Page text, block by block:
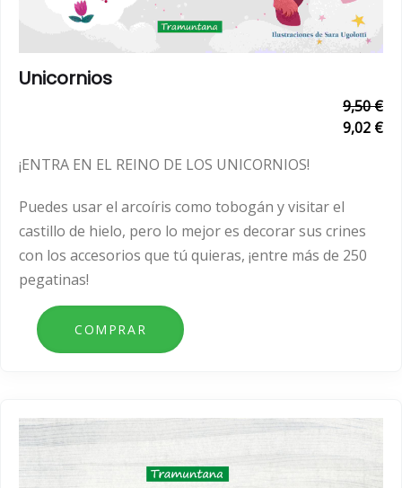
Unicornios
9,50 €
9,02 €
¡ENTRA EN EL REINO DE LOS UNICORNIOS!
Puedes usar el arcoíris como tobogán y visitar el
castillo de hielo, pero lo mejor es decorar sus crines
con los accesorios que tú quieras, ¡entre más de 250
pegatinas!